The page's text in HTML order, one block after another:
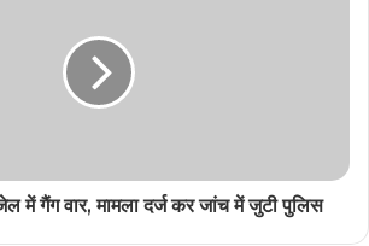
में गैंग वार, मामला दर्ज कर जांच में जुटी पुलिस